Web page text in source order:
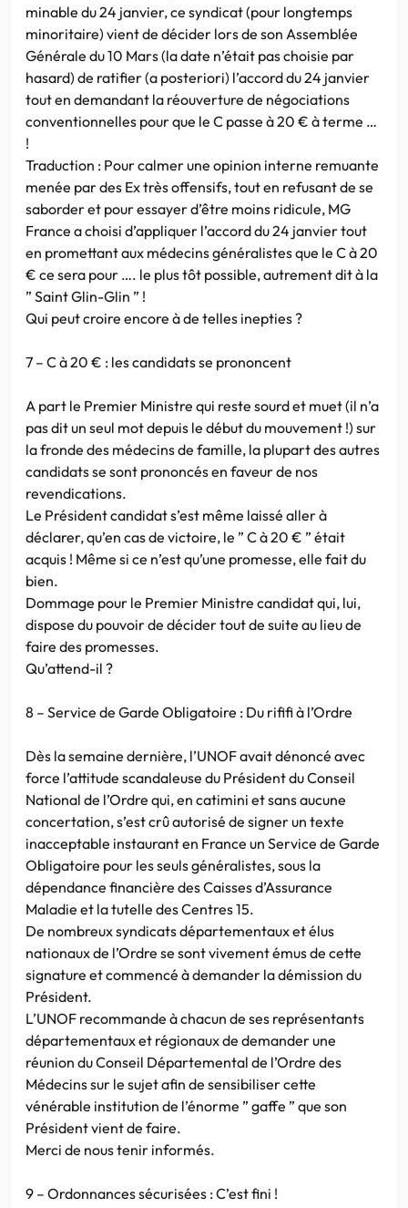
minable du 24 janvier, ce syndicat (pour longtemps
minoritaire) vient de décider lors de son Assemblée
Générale du 10 Mars (la date n’était pas choisie par
hasard) de ratifier (a posteriori) l’accord du 24 janvier
tout en demandant la réouverture de négociations
conventionnelles pour que le C passe à 20 € à terme …
!
Traduction : Pour calmer une opinion interne remuante
menée par des Ex très offensifs, tout en refusant de se
saborder et pour essayer d’être moins ridicule, MG
France a choisi d’appliquer l’accord du 24 janvier tout
en promettant aux médecins généralistes que le C à 20
€ ce sera pour …. le plus tôt possible, autrement dit à la
” Saint Glin-Glin ” !
Qui peut croire encore à de telles inepties ?
7 – C à 20 € : les candidats se prononcent
A part le Premier Ministre qui reste sourd et muet (il n’a
pas dit un seul mot depuis le début du mouvement !) sur
la fronde des médecins de famille, la plupart des autres
candidats se sont prononcés en faveur de nos
revendications.
Le Président candidat s’est même laissé aller à
déclarer, qu’en cas de victoire, le ” C à 20 € ” était
acquis ! Même si ce n’est qu’une promesse, elle fait du
bien.
Dommage pour le Premier Ministre candidat qui, lui,
dispose du pouvoir de décider tout de suite au lieu de
faire des promesses.
Qu’attend-il ?
8 – Service de Garde Obligatoire : Du rififi à l’Ordre
Dès la semaine dernière, l’UNOF avait dénoncé avec
force l’attitude scandaleuse du Président du Conseil
National de l’Ordre qui, en catimini et sans aucune
concertation, s’est crû autorisé de signer un texte
inacceptable instaurant en France un Service de Garde
Obligatoire pour les seuls généralistes, sous la
dépendance financière des Caisses d’Assurance
Maladie et la tutelle des Centres 15.
De nombreux syndicats départementaux et élus
nationaux de l’Ordre se sont vivement émus de cette
signature et commencé à demander la démission du
Président.
L’UNOF recommande à chacun de ses représentants
départementaux et régionaux de demander une
réunion du Conseil Départemental de l’Ordre des
Médecins sur le sujet afin de sensibiliser cette
vénérable institution de l’énorme ” gaffe ” que son
Président vient de faire.
Merci de nous tenir informés.
9 – Ordonnances sécurisées : C’est fini !